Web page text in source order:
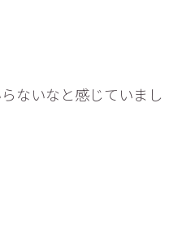
ないなと感じていまし